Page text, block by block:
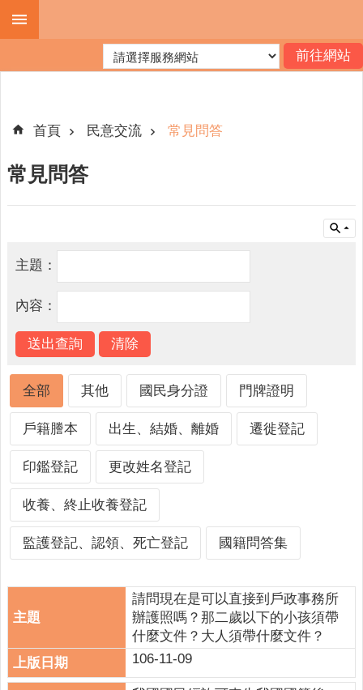
跳到主要內容區塊
階
機
關
便
服
務
統
計
最
新
消
息
公
開
題
專
區
首頁 民意交流 常見問答
常見問答
主題：
內容：
全部 其他 國民身分證 門牌證明
戶籍謄本 出生、結婚、離婚 遷徙登記
印鑑登記 更改姓名登記
收養、終止收養登記
監護登記、認領、死亡登記 國籍問答集
請問現在是可以直接到戶政事務所
辦護照嗎？那二歲以下的小孩須帶
什麼文件？大人須帶什麼文件？
106-11-09